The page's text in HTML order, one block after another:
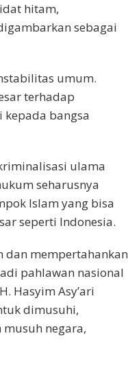
hitam,
sebagai
umum.
terhadap
kepada bangsa
ulama
seharusnya
Islam yang bisa
seperti Indonesia.
mempertahankan
pahlawan nasional
Hasyim Asy’ari
dimusuhi,
negara,